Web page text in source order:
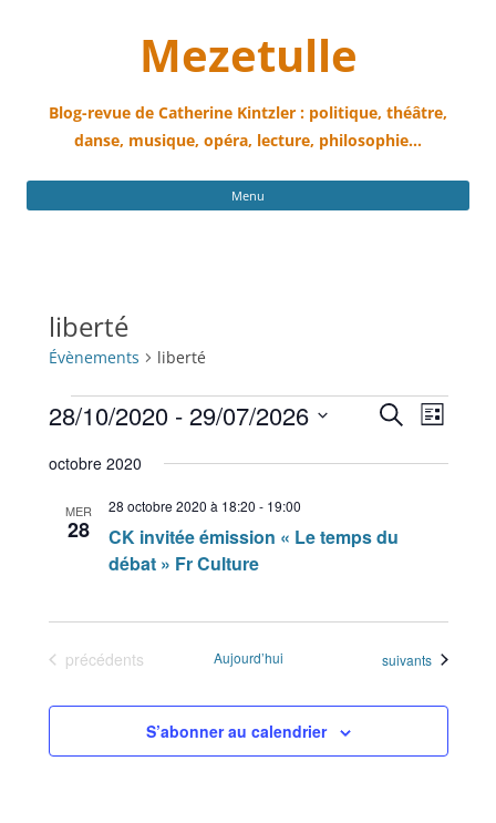
Mezetulle
Blog-revue de Catherine Kintzler : politique, théâtre,
danse, musique, opéra, lecture, philosophie…
Menu
liberté
Évènements liberté
Évènements Recherche
et
vues
Recherche
de
Liste
28/10/2020 - 29/07/2026
une
date.
octobre 2020
MER
28
CK invitée émission « Le temps du
débat » Fr Culture
28 octobre 2020 à 18:20 - 19:00
Évènements
précédents Aujourd’hui Évènements
suivants
S’abonner au calendrier